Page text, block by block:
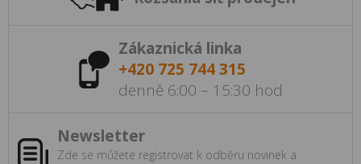
Zákaznická linka
+420 725 744 315
denně 6:00 – 15:30 hod
Newsletter
Zde se můžete registrovat k odběru novinek a